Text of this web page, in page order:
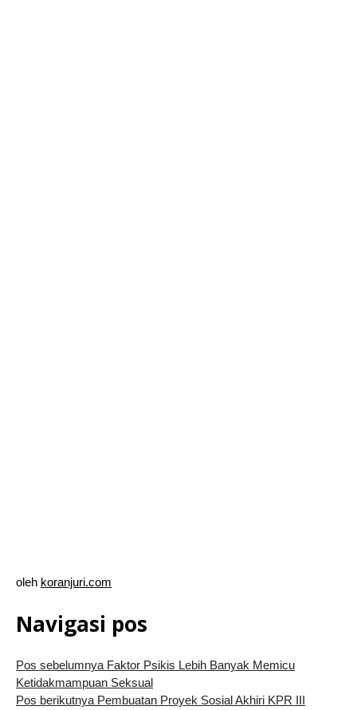
oleh koranjuri.com
Navigasi pos
Pos sebelumnyaFaktor Psikis Lebih Banyak Memicu
Ketidakmampuan Seksual
Pos berikutnyaPembuatan Proyek Sosial Akhiri KPR III